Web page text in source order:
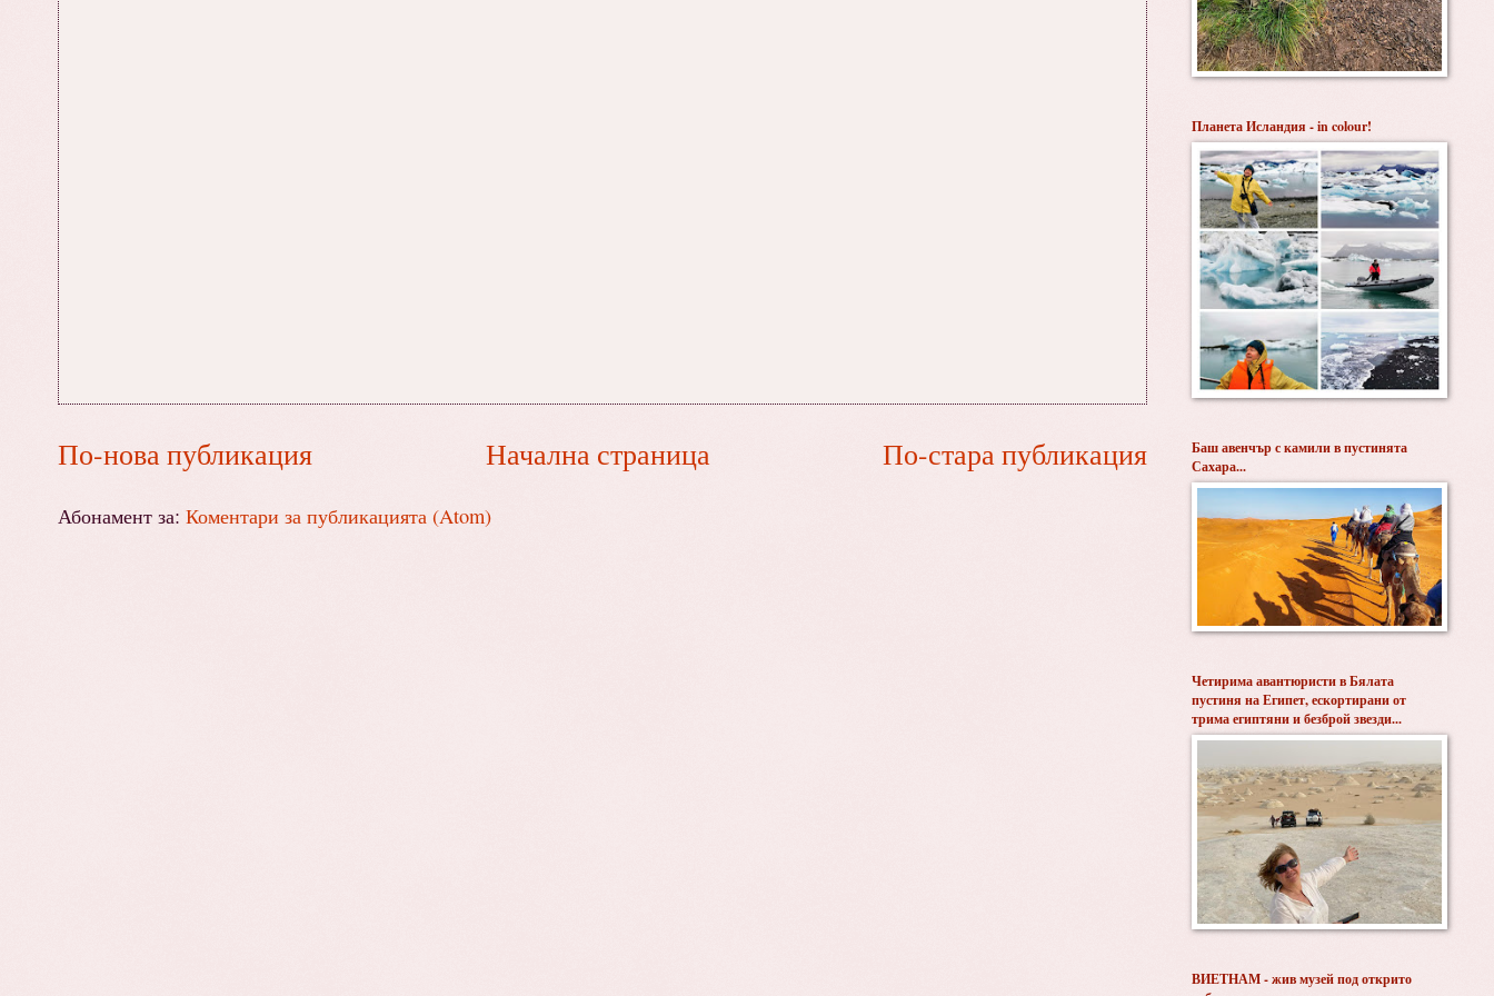
По-нова публикация По-стара публикация
Начална страница
Абонамент за: Коментари за публикацията (Atom)
Планета Исландия - in colour!
Баш авенчър с камили в пустинята
Сахара...
Четирима авантюристи в Бялата
пустиня на Египет, ескортирани от
трима египтяни и безброй звезди...
ВИЕТНАМ - жив музей под открито